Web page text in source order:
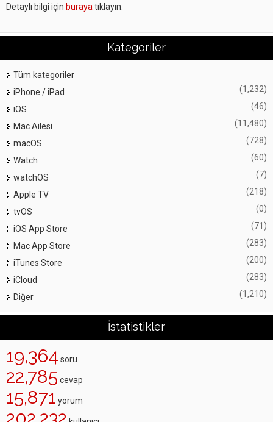
Detaylı bilgi için buraya tıklayın.
Kategoriler
Tüm kategoriler
iPhone / iPad
(1,232)
iOS (46)
Mac Ailesi (11,480)
macOS (728)
Watch (60)
watchOS (7)
Apple TV (218)
tvOS (0)
iOS App Store (71)
Mac App Store (283)
iTunes Store (200)
iCloud (283)
Diğer (1,210)
İstatistikler
19,364 soru
22,785 cevap
15,871 yorum